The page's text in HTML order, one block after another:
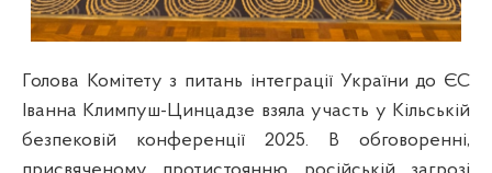
Голова Комітету з питань інтеграції України до ЄС
Іванна Климпуш-Цинцадзе взяла участь у Кільській
безпековій конференції 2025. В обговоренні,